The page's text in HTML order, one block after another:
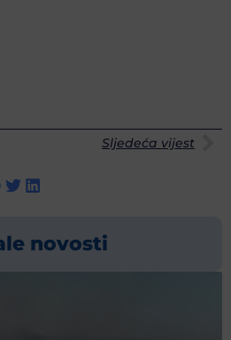
Sljedeća vijest
novosti